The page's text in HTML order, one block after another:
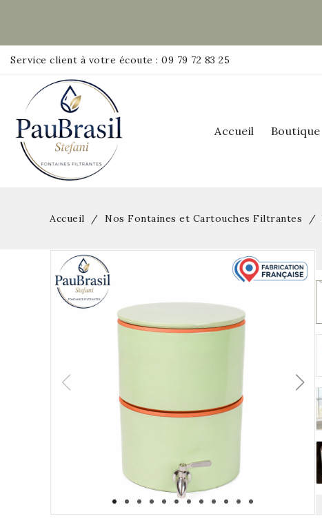
Service client à votre écoute : 09 79 72 83 25
Accueil Boutique
Accueil Nos Fontaines et Cartouches Filtrantes
Pack
Rupture de stock